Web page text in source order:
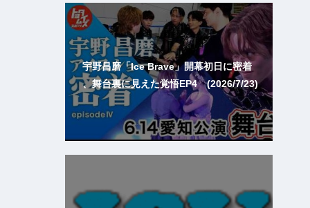
宇野昌磨「Ice Brave」開幕初日に密着
、舞台裏に見えた覚悟EP4 (2026/7/23)